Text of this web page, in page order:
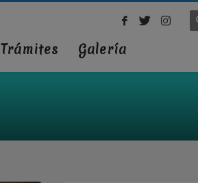
Trámites
Galería